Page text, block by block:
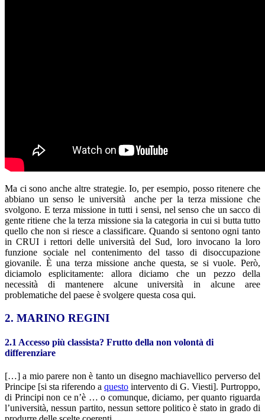
Ma ci sono anche altre strategie. Io, per esempio, posso ritenere che
abbiano un senso le università anche per la terza missione che
svolgono. E terza missione in tutti i sensi, nel senso che un sacco di
gente ritiene che la terza missione sia la categoria in cui si butta tutto
quello che non si riesce a classificare. Quando si sentono ogni tanto
in CRUI i rettori delle università del Sud, loro invocano la loro
funzione sociale nel contenimento del tasso di disoccupazione
giovanile. È una terza missione anche questa, se si vuole. Però,
diciamolo esplicitamente: allora diciamo che un pezzo della
necessità di mantenere alcune università in alcune aree
problematiche del paese è svolgere questa cosa qui.
2. MARINO REGINI
2.1 Accesso più classista? Frutto della non volontà di
differenziare
[…] a mio parere non è tanto un disegno machiavellico perverso del
Principe [si sta riferendo a questo intervento di G. Viesti]. Purtroppo,
di Principi non ce n’è … o comunque, diciamo, per quanto riguarda
l’università, nessun partito, nessun settore politico è stato in grado di